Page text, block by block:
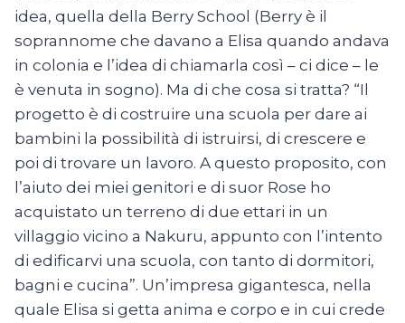
idea, quella della Berry School (Berry è il
soprannome che davano a Elisa quando andava
in colonia e l’idea di chiamarla così – ci dice – le
è venuta in sogno). Ma di che cosa si tratta? “Il
progetto è di costruire una scuola per dare ai
bambini la possibilità di istruirsi, di crescere e
poi di trovare un lavoro. A questo proposito, con
l’aiuto dei miei genitori e di suor Rose ho
acquistato un terreno di due ettari in un
villaggio vicino a Nakuru, appunto con l’intento
di edificarvi una scuola, con tanto di dormitori,
bagni e cucina”. Un’impresa gigantesca, nella
quale Elisa si getta anima e corpo e in cui crede